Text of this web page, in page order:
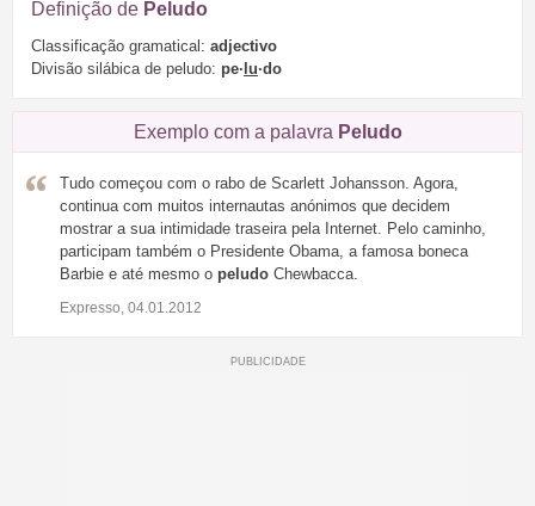
Definição de Peludo
Classificação gramatical: adjectivo
Divisão silábica de peludo: pe· lu·do
Exemplo com a palavra Peludo
Tudo começou com o rabo de Scarlett Johansson. Agora,
continua com muitos internautas anónimos que decidem
mostrar a sua intimidade traseira pela Internet. Pelo caminho,
participam também o Presidente Obama, a famosa boneca
Barbie e até mesmo o peludo Chewbacca.
Expresso, 04.01.2012